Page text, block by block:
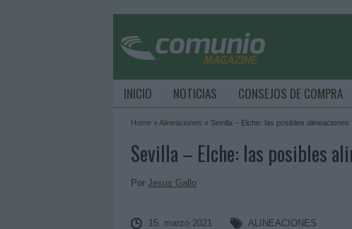
INICIO NOTICIAS CONSEJOS DE COMPRA
Home »Alineaciones » Sevilla – Elche: las posibles alineaciones
Sevilla – Elche: las posibles
Por Jesus Gallo
15. marzo 2021 ALINEACIONES